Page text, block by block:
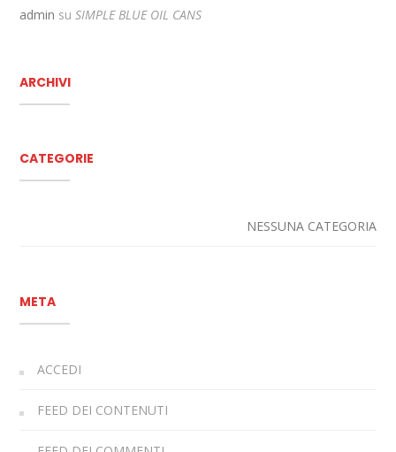
admin suSIMPLE BLUE OIL CANS
ARCHIVI
CATEGORIE
NESSUNA CATEGORIA
META
ACCEDI
FEED DEI CONTENUTI